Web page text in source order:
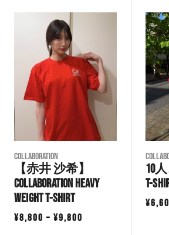
¥10,600
COLLABORATION
【赤井 沙希】
Collaboration Heavy
Weight T-Shirt
¥8,800 – ¥9,800
10
T-
¥